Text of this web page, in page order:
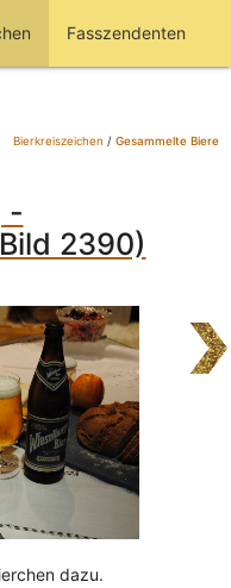
Fasszendenten
Bierkreiszeichen / Gesammelte Biere
-
2390)
dazu.